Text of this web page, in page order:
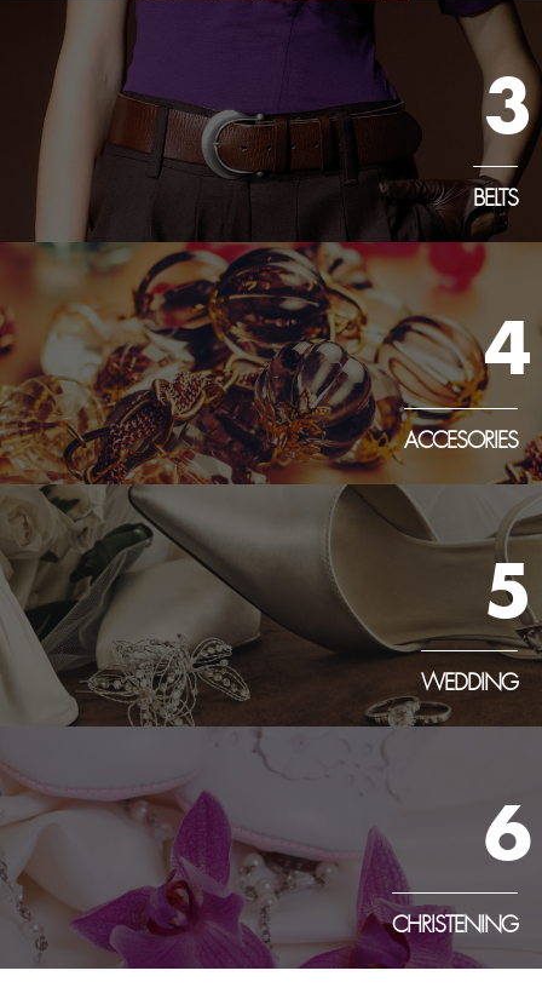
3
BELTS
4
ACCESORIES
5
WEDDING
6
CHRISTENING